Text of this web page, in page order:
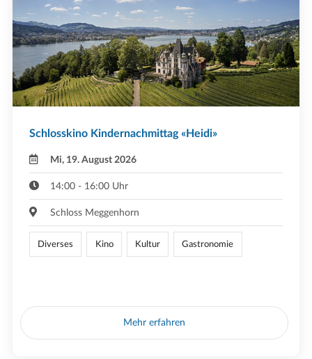
Schlosskino Kindernachmittag «Heidi»
Mi, 19. August 2026
14:00 - 16:00 Uhr
Schloss Meggenhorn
Diverses Kino Kultur Gastronomie
Mehr erfahren